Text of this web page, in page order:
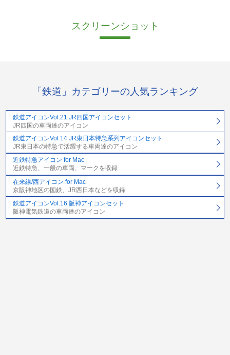
スクリーンショット
「鉄道」カテゴリーの人気ランキング
鉄道アイコンVol.21 JR四国アイコンセット
JR四国の車両達のアイコン
鉄道アイコンVol.14 JR東日本特急系列アイコンセット
JR東日本の特急で活躍する車両達のアイコン
近鉄特急アイコン for Mac
近鉄特急、一般の車両、マークを収録
在来線/西アイコン for Mac
京阪神地区の国鉄、JR西日本などを収録
鉄道アイコンVol.16 阪神アイコンセット
阪神電気鉄道の車両達のアイコン